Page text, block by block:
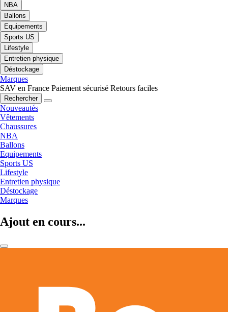
NBA
Ballons
Equipements
Sports US
Lifestyle
Entretien physique
Déstockage
Marques
SAV en France Paiement sécurisé Retours faciles
Rechercher
Nouveautés
Vêtements
Chaussures
NBA
Ballons
Equipements
Sports US
Lifestyle
Entretien physique
Déstockage
Marques
Ajout en cours...